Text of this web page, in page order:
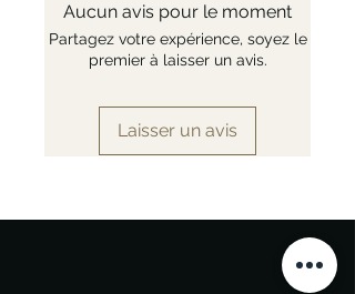
Aucun avis pour le moment
Partagez votre expérience, soyez le
premier à laisser un avis.
Laisser un avis